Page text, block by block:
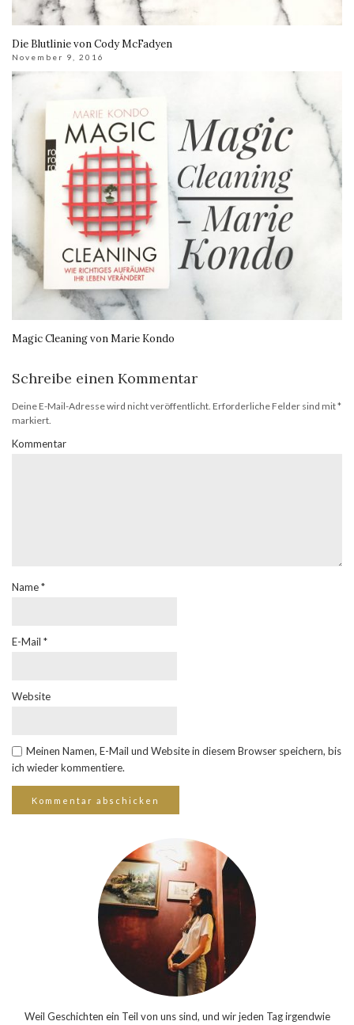
Die Blutlinie von Cody McFadyen
November 9, 2016
Magic Cleaning von Marie Kondo
Schreibe einen Kommentar
Deine E-Mail-Adresse wird nicht veröffentlicht. Erforderliche Felder sind mit*
markiert.
Kommentar
Name*
E-Mail *
Website
Meinen Namen, E-Mail und Website in diesem Browser speichern, bis
ich wieder kommentiere.
Weil Geschichten ein Teil von uns sind, und wir jeden Tag irgendwie